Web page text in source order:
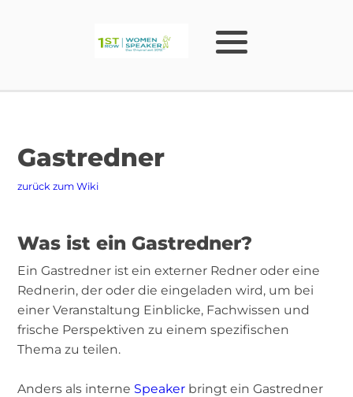
Gastredner
zurück zum Wiki
Was ist ein Gastredner?
Ein Gastredner ist ein externer Redner oder eine
Rednerin, der oder die eingeladen wird, um bei
einer Veranstaltung Einblicke, Fachwissen und
frische Perspektiven zu einem spezifischen
Thema zu teilen.
Anders als interneSpeaker bringt ein Gastredner